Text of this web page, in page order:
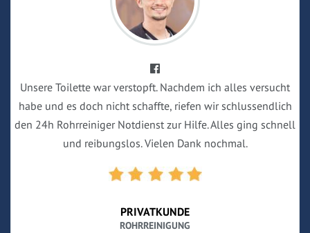
Unsere Toilette war verstopft. Nachdem ich alles versucht
habe und es doch nicht schaffte, riefen wir schlussendlich
den 24h Rohrreiniger Notdienst zur Hilfe. Alles ging schnell
und reibungslos. Vielen Dank nochmal.
PRIVATKUNDE
ROHRREINIGUNG